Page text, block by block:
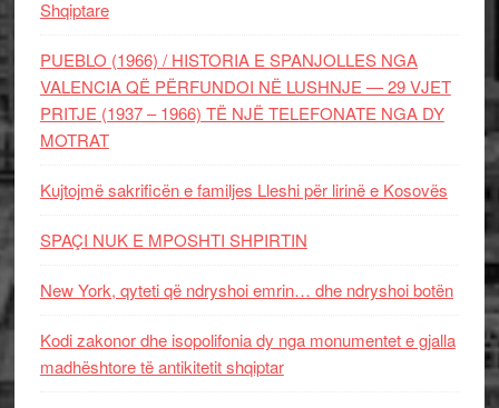
Shqiptare
PUEBLO (1966) / HISTORIA E SPANJOLLES NGA
VALENCIA QË PËRFUNDOI NË LUSHNJE — 29 VJET
PRITJE (1937 – 1966) TË NJË TELEFONATE NGA DY
MOTRAT
Kujtojmë sakrificën e familjes Lleshi për lirinë e Kosovës
SPAÇI NUK E MPOSHTI SHPIRTIN
New York, qyteti që ndryshoi emrin… dhe ndryshoi botën
Kodi zakonor dhe isopolifonia dy nga monumentet e gjalla
madhështore të antikitetit shqiptar